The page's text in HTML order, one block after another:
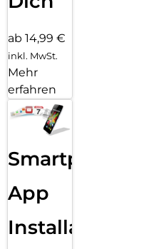
ab 14,99 €
inkl. MwSt.
Mehr
erfahren
Smartphone
App
Installation